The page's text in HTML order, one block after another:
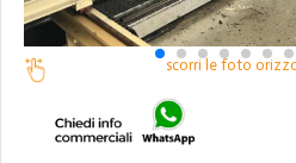
scorri le foto